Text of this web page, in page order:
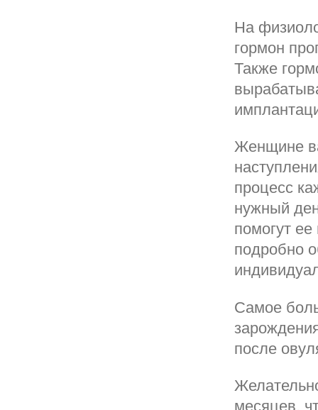
На
гормон
Также
Женщине
процесс
нужный
помогут
подробно
Самое
после
месяцев,